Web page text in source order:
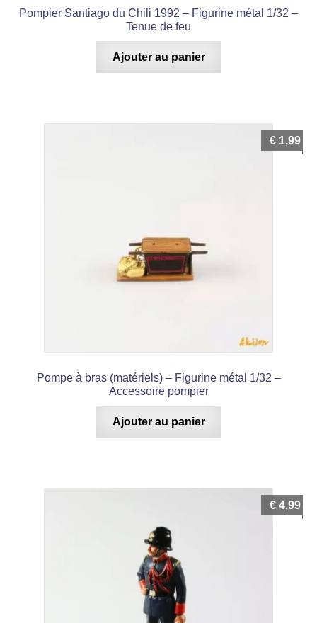
Pompier Santiago du Chili 1992 – Figurine métal 1/32 –
Tenue de feu
Ajouter au panier
Pompe à bras (matériels) – Figurine métal 1/32 –
Accessoire pompier
€ 1,99
Ajouter au panier
€ 4,99